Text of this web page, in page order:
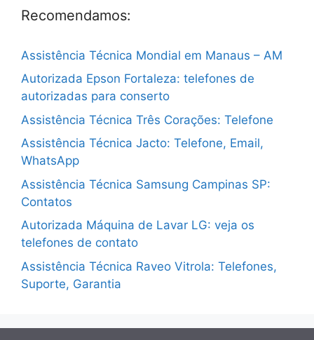
Recomendamos:
Assistência Técnica Mondial em Manaus – AM
Autorizada Epson Fortaleza: telefones de
autorizadas para conserto
Assistência Técnica Três Corações: Telefone
Assistência Técnica Jacto: Telefone, Email,
WhatsApp
Assistência Técnica Samsung Campinas SP:
Contatos
Autorizada Máquina de Lavar LG: veja os
telefones de contato
Assistência Técnica Raveo Vitrola: Telefones,
Suporte, Garantia